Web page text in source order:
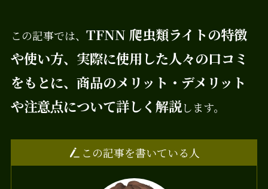
この記事では、 TFNN 爬虫類ライトの特徴
や使い方、実際に使用した人々の口コミ
をもとに、商品のメリット・デメリット
や注意点について詳しく解説します。
この記事を書いている人